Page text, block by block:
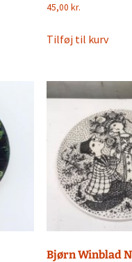
45,00 kr.
Tilføj til kurv
Bjørn Winblad